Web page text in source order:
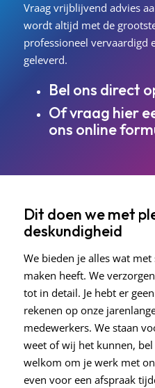
Vraag vrijblijvend advies
wordt altijd met de
professioneel vervaardigd
geleverd.
Bel ons direct
Of vraag hier
ons online
Dit doen we met
deskundigheid
We bieden je alles wat
maken heeft. We
tot in detail. Je hebt er
rekenen op onze
medewerkers. We staan
weet of wij het kunnen,
welkom om je werk met
even voor een afspraak